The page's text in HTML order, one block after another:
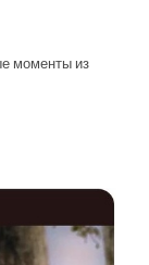
моменты из